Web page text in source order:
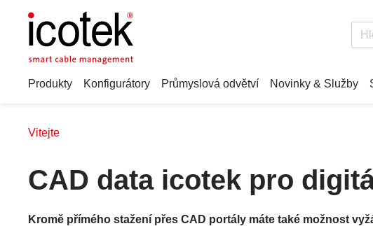
Produkty Konfigurátory Průmyslová odvětví Novinky & Služby
Vitejte
CAD data icotek pro
Kromě přímého stažení přes CAD portály máte také možnost